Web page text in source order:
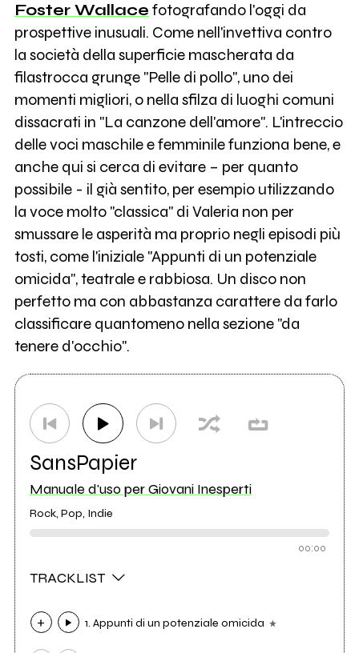
Foster Wallace fotografando l'oggi da
prospettive inusuali. Come nell'invettiva contro
la società della superficie mascherata da
filastrocca grunge "Pelle di pollo", uno dei
momenti migliori, o nella sfilza di luoghi comuni
dissacrati in "La canzone dell'amore". L'intreccio
delle voci maschile e femminile funziona bene, e
anche qui si cerca di evitare – per quanto
possibile - il già sentito, per esempio utilizzando
la voce molto "classica" di Valeria non per
smussare le asperità ma proprio negli episodi più
tosti, come l'iniziale "Appunti di un potenziale
omicida", teatrale e rabbiosa. Un disco non
perfetto ma con abbastanza carattere da farlo
classificare quantomeno nella sezione "da
tenere d'occhio".
SansPapier
Manuale d'uso per Giovani Inesperti
Rock, Pop, Indie
00:00
TRACKLIST
1. Appunti di un potenziale omicida